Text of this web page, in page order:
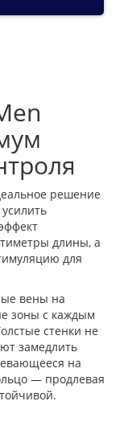
решение
длины, а
для
вены на
зоны с каждым
стенки не
замедлить
на
— продлевая